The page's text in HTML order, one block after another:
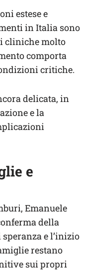
estese e
in Italia sono
cliniche molto
comporta
critiche.
delicata, in
e la
e
Emanuele
della
e l’inizio
restano
sui propri